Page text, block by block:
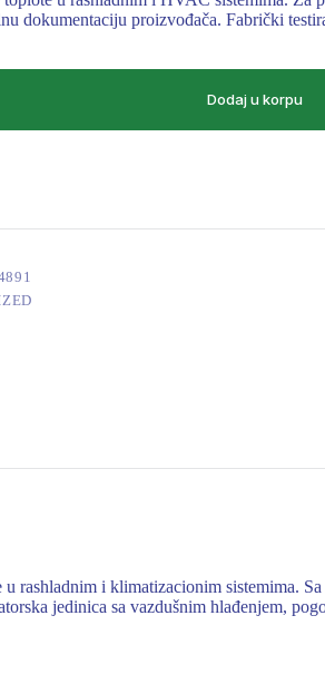
dokumentaciju proizvođača. Fabrički
Dodaj u korpu
i klimatizacionim sistemima.
jedinica sa vazdušnim hlađenjem,